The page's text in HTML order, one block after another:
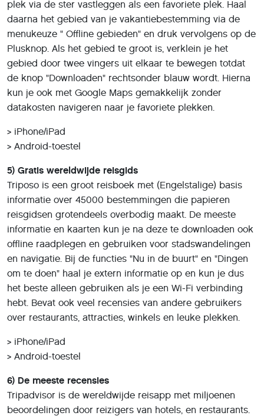
plek via de ster vastleggen als een favoriete plek. Haal
daarna het gebied van je vakantiebestemming via de
menukeuze " Offline gebieden" en druk vervolgens op de
Plusknop. Als het gebied te groot is, verklein je het
gebied door twee vingers uit elkaar te bewegen totdat
de knop "Downloaden" rechtsonder blauw wordt. Hierna
kun je ook met Google Maps gemakkelijk zonder
datakosten navigeren naar je favoriete plekken.
> iPhone/iPad
> Android-toestel
5) Gratis wereldwijde reisgids
Triposo is een groot reisboek met (Engelstalige) basis
informatie over 45000 bestemmingen die papieren
reisgidsen grotendeels overbodig maakt. De meeste
informatie en kaarten kun je na deze te downloaden ook
offline raadplegen en gebruiken voor stadswandelingen
en navigatie. Bij de functies "Nu in de buurt" en "Dingen
om te doen" haal je extern informatie op en kun je dus
het beste alleen gebruiken als je een Wi-Fi verbinding
hebt. Bevat ook veel recensies van andere gebruikers
over restaurants, attracties, winkels en leuke plekken.
> iPhone/iPad
> Android-toestel
6) De meeste recensies
Tripadvisor is de wereldwijde reisapp met miljoenen
beoordelingen door reizigers van hotels, en restaurants.